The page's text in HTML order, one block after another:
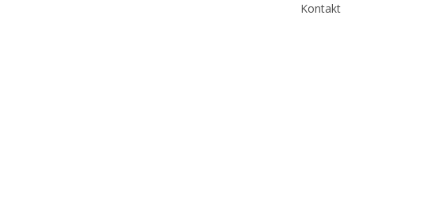
Kontakt